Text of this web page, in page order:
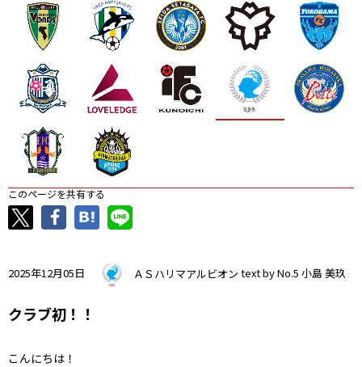
このページを共有する
2025年12月05日 ＡＳハリマアルビオン text by No.5 小島 美玖
クラブ初！！
こんにちは！